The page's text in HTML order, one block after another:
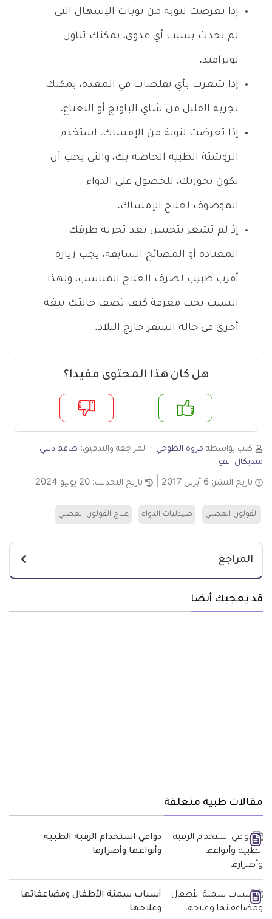
إذا تعرضت لنوبة من نوبات الإسهال التي
لم تحدث بسبب أي عدوى، يمكنك تناول
لوبراميد.
إذا شعرت بأي تقلصات في المعدة، يمكنك
تجربة القليل من شاي الباونج أو النعناع.
إذا تعرضت لنوبة من الإمساك، استخدم
الروشتة الطبية الخاصة بك، والتي يجب أن
تكون بحوزتك، للحصول على الدواء
الموصوف لعلاج الإمساك.
إذ لم تشعر بتحسن بعد تجربة طرقك
المعتادة أو المصائج السابقة، يجب زيارة
أقرب طبيب لصرف العلاج المناسب، ولهذا
السبب بجب معرفة كيف تصف حالتك ببغة
أخرى في حالة السفر خارج البلاد.
هل كان هذا المحتوى مفيدا؟
لا
كتب بواسطة مروة الطوخي - المراجعة والتدقيق: طاقم ديلي
ميديكال انفو
تاريخ النشر: 6 أبريل 2017 تاريخ التحديث: 20 يوليو 2024
القولون العصبي صيدليات الدواء علاج القولون العصبي
المراجع
قد يعجبك أيضا
مقالات طبية متعلقة
دواعي استخدام الرقبة الطبية
وأنواعها وأضرارها
أسباب سمنة الأطفال ومضاعفاتها
وعلاجها